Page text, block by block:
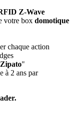
Z-Wave
votre box domotique
chaque action
Zipato"
à 2 ans par